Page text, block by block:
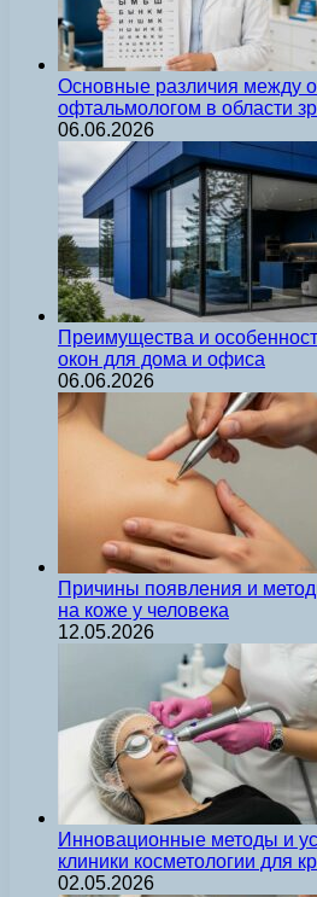
Основные различия между
офтальмологом в области
06.06.2026
Преимущества и
окон для дома и офиса
06.06.2026
Причины появления и
на коже у человека
12.05.2026
Инновационные методы и
клиники косметологии для
02.05.2026